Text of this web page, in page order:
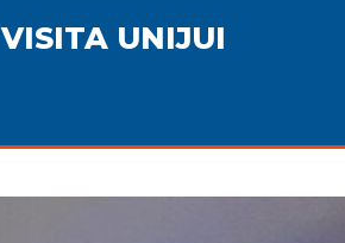
UNIJUI